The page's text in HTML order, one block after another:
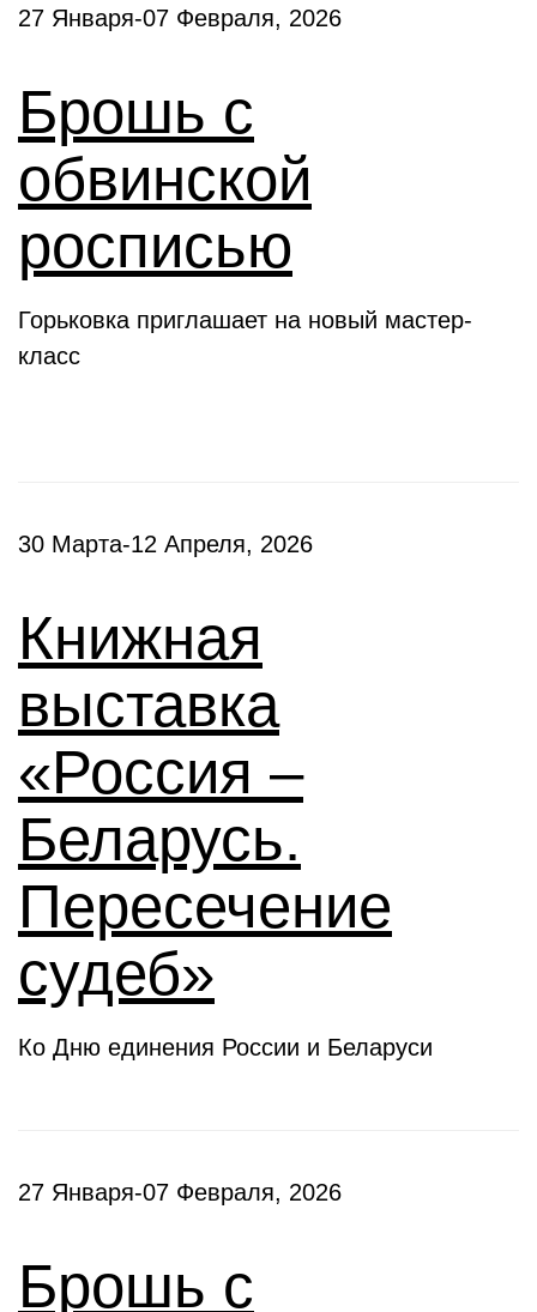
27 Января-07 Февраля, 2026
Брошь с
обвинской
росписью
Горьковка приглашает на новый мастер-
класс
30 Марта-12 Апреля, 2026
Книжная
выставка
«Россия –
Беларусь.
Пересечение
судеб»
Ко Дню единения России и Беларуси
27 Января-07 Февраля, 2026
Брошь с